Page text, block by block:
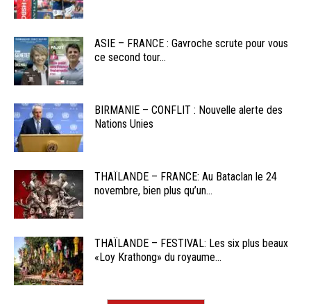
ASIE – FRANCE : Gavroche scrute pour vous
ce second tour...
BIRMANIE – CONFLIT : Nouvelle alerte des
Nations Unies
THAÏLANDE – FRANCE: Au Bataclan le 24
novembre, bien plus qu’un...
THAÏLANDE – FESTIVAL: Les six plus beaux
«Loy Krathong» du royaume...